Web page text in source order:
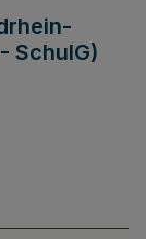
SchulG)